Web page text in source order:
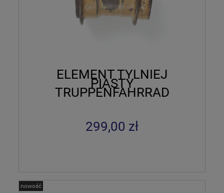
ELEMENT TYLNIEJ
PIASTY
TRUPPENFAHRRAD
TORPEDO 1941
299,00 zł
nowość